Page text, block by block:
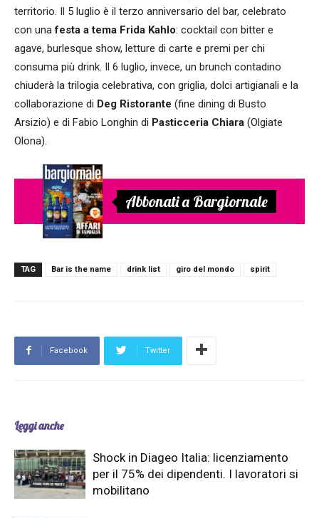
territorio. Il 5 luglio è il terzo anniversario del bar, celebrato
con unafesta a tema Frida Kahlo: cocktail con bitter e
agave, burlesque show, letture di carte e premi per chi
consuma più drink. Il 6 luglio, invece, un brunch contadino
chiuderà la trilogia celebrativa, con griglia, dolci artigianali e la
collaborazione di Deg Ristorante (fine dining di Busto
Arsizio) e di Fabio Longhin di Pasticceria Chiara (Olgiate
Olona).
Abbonati a Bargiornale
TAG Bar is the name drink list giro del mondo spirit
Facebook Twitter
Leggi anche
Shock in Diageo Italia: licenziamento
per il 75% dei dipendenti. I lavoratori si
mobilitano